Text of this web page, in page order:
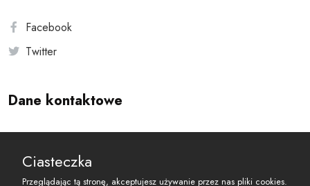
Facebook
Twitter
Dane kontaktowe
reset@resetobywatelski.pl
Ciasteczka
Przeglądając tą stronę, akceptujesz używanie przez nas pliki cookies.